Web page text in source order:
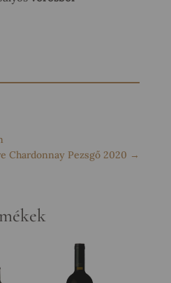
Chardonnay Pezsgő 2020 →